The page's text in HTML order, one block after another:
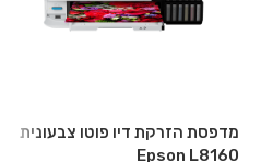
מדפסת הזרקת דיו פוטו צבעונית
Epson L8160